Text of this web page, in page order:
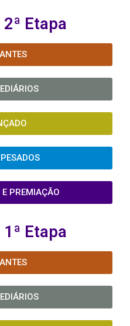
2ª Etapa
PREMIAÇÃO
1ª Etapa